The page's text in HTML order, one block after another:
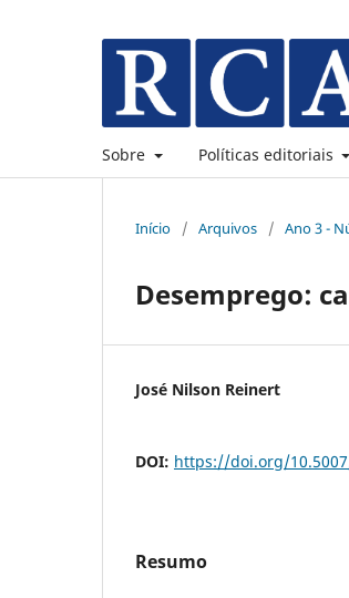
Sobre Políticas editoriais
Início / Arquivos / Ano 3 -
Desemprego:
José Nilson Reinert
DOI: https://doi.org/
Resumo